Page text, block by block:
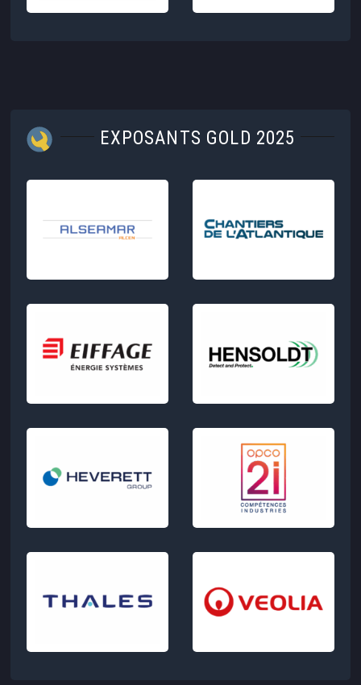
EXPOSANTS GOLD 2025